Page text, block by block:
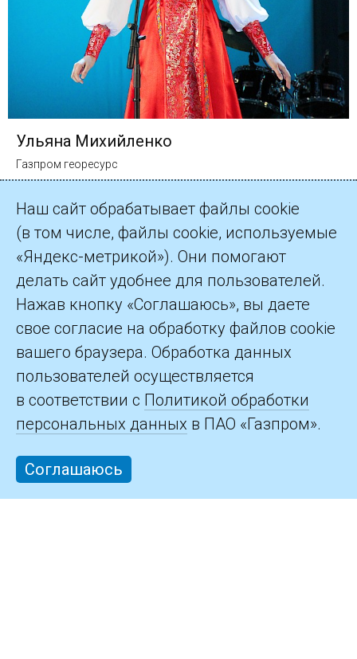
Ульяна Михийленко
Газпром георесурс
©2026 ПАО «Газпром»
Контакты
Наш сайт обрабатывает файлы cookie
(в том числе, файлы cookie, используемые
«Яндекс-метрикой»). Они помогают
делать сайт удобнее для пользователей.
Нажав кнопку «Соглашаюсь», вы даете
свое согласие на обработку файлов cookie
вашего браузера. Обработка данных
пользователей осуществляется
в соответствии с Политикой обработки
персональных данных в ПАО «Газпром».
Соглашаюсь